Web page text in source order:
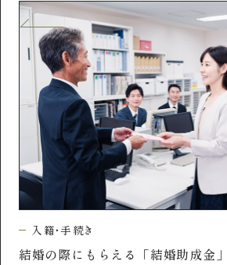
入籍・手続き
結婚記念日の決め方は？おふたり